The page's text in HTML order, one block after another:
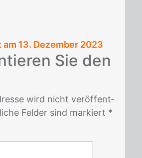
am 13. Dezember 2023
Sie den
wird nicht ver­öf­fent­
Fel­der sind mar­kiert *